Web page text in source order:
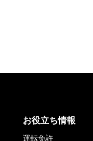
お役立ち情報
運転免許